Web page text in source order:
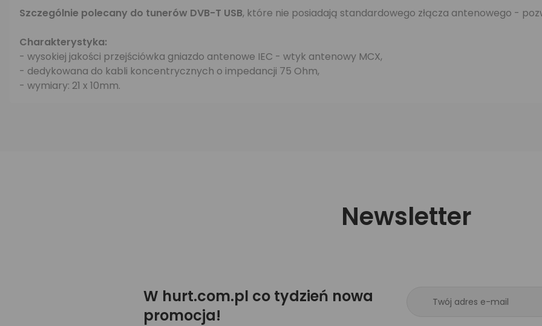
Szczególnie polecany do tunerów DVB-T USB, które nie posiadają standardowego złącza antenowego -
Charakterystyka:
- wysokiej jakości przejściówka gniazdo antenowe IEC - wtyk antenowy MCX,
- dedykowana do kabli koncentrycznych o impedancji 75 Ohm,
- wymiary: 21 x 10mm.
Newsletter
W hurt.com.pl co tydzień nowa
promocja!